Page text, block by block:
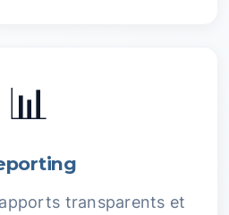
📊
transparents et